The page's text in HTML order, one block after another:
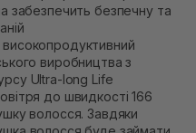
забезпечить безпечну та
виробництва з
Ultra-long Life
до швидкості 166
волосся. Завдяки